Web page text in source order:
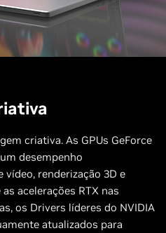
criativa. As GPUs GeForce
desempenho
renderização 3D e
acelerações RTX nas
os Drivers líderes do NVIDIA
atualizados para